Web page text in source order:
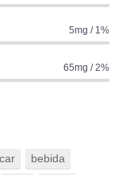
5mg / 1%
65mg / 2%
bebida